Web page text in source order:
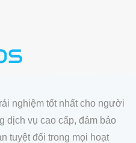
nghiệm tốt nhất cho người
dịch vụ cao cấp, đảm bảo
tuyệt đối trong mọi hoạt